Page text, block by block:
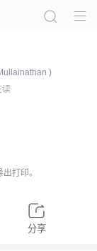
)
读
打印。
分享